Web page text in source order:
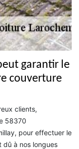
garantir le
couverture
clients,
58370
pour effectuer le
dû à nos longues